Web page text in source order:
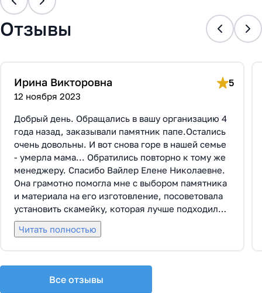
Отзывы
Ирина Викторовна 5
12 ноября 2023
Добрый день. Обращались в вашу организацию 4
года назад, заказывали памятник папе.Остались
очень довольны. И вот снова горе в нашей семье
- умерла мама... Обратились повторно к тому же
менеджеру. Спасибо Вайлер Елене Николаевне.
Она грамотно помогла мне с выбором памятника
и материала на его изготовление, посоветовала
установить скамейку, которая лучше подходила
по общему дизайну. Вышли на улицу, посмотрели
представленные варианты, я определилась с
все этапы которого были выполнены вовремя и
Читать полностью
Все отзывы